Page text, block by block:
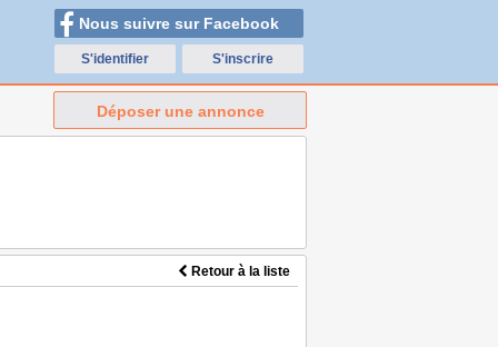
Nous suivre sur Facebook
S'identifier S'inscrire
Déposer une annonce
Retour à la liste